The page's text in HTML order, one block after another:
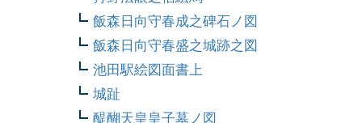
飯森日向守春成之碑石ノ図
飯森日向守春盛之城跡之図
池田駅絵図面書上
城趾
醍醐天皇皇子墓ノ図